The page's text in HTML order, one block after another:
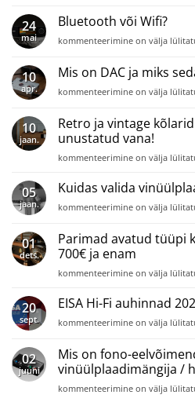
striimer
ja
kuidas
valida?
24
mai
Bluetooth või Wifi?
Bluetooth
Wifi?
kommenteerimine on välja
10
apr.
Mis on DAC ja miks
Mis
DAC
ja
miks
seda
on?
kommenteerimine on välja
10
jaan.
Retro ja vintage
unustatud vana!
Retro
vintage
kõlarid
–
ja
ammu
unustatud
vana!
kommenteerimine on välja
05
jaan.
Kuidas valida
Kuidas
vinüülplaadimängijat?
kommenteerimine on välja
01
dets.
Parimad avatud tüüpi
700€ ja enam
Parimad
tüüpi
kõrvaklapid
hinnaklassis
ja
enam
kommenteerimine on välja
20
sept.
EISA Hi-Fi auhinnad
EISA
Fi
auhinnad
2022-
2023
kommenteerimine on välja
02
juuni
Mis on fono-
vinüülplaadimängija /
Mis
kommenteerimine on välja